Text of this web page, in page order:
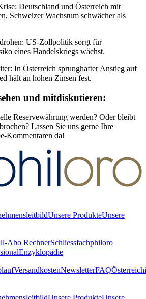
Deutschland und Österreich mit
Schweizer Wachstum schwächer als
US-Zollpolitik sorgt für
eines Handelskriegs wächst.
In Österreich sprunghafter Anstieg auf
hält an hohen Zinsen fest.
und mitdiskutieren:
Reservewährung werden? Oder bleibt
Lassen Sie uns gerne Ihre
Kommentaren da!
Unsere ProdukteUnsere
Abo RechnerSchliessfachphiloro
Enzyklopädie
VersandkostenNewsletterFAQ